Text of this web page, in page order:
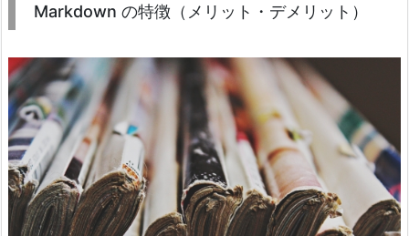
Markdown の特徴（メリット・デメリット）